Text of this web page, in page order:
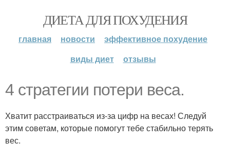
ДИЕТА ДЛЯ ПОХУДЕНИЯ
главная новости
эффективное похудение
виды диет
отзывы
4 стратегии потери веса.
Хватит расстраиваться из-за цифр на весах! Следуй
этим советам, которые помогут тебе стабильно терять
вес.